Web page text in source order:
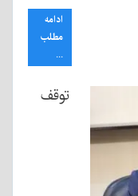
ادامه
مطلب
...
توقف